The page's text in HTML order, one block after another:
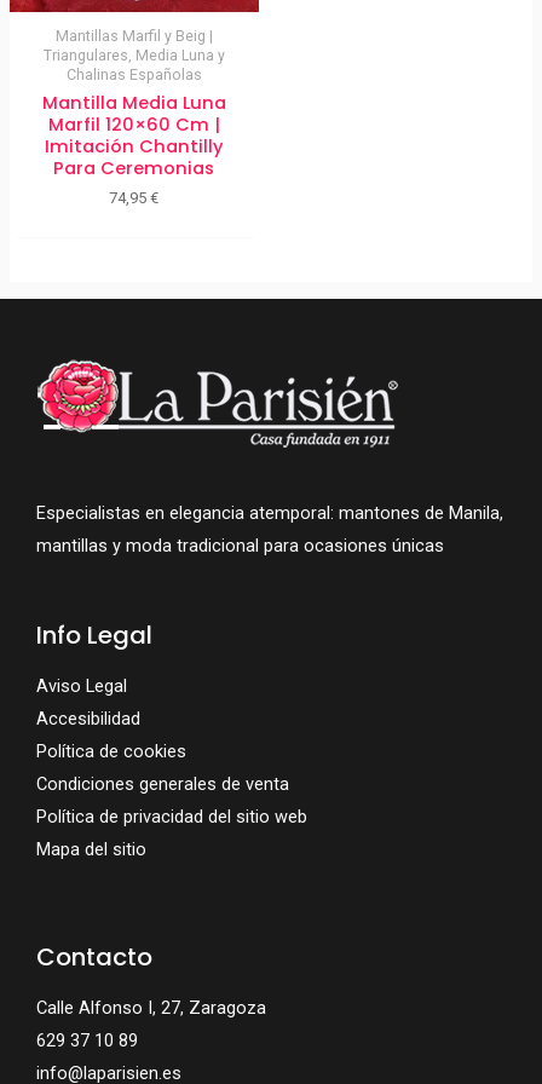
Mantillas Marfil y Beig |
Triangulares, Media Luna y
Chalinas Españolas
Mantilla Media Luna
Marfil 120×60 Cm |
Imitación Chantilly
Para Ceremonias
74,95€
Especialistas en elegancia atemporal: mantones de Manila,
mantillas y moda tradicional para ocasiones únicas
Info Legal
Aviso Legal
Accesibilidad
Política de cookies
Condiciones generales de venta
Política de privacidad del sitio web
Mapa del sitio
Contacto
Calle Alfonso I, 27, Zaragoza
629 37 10 89
info@laparisien.es